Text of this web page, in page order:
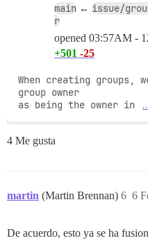
main ← issue/
r
opened 03:57AM -
+501 -25
When creating groups,
group owner
as being the owner in
4 Me gusta
martin (Martin Brennan) 6
6
De acuerdo, esto ya se ha